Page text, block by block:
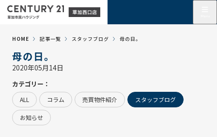
HOME 記事一覧 スタッフブログ 母の日。
母の日。
2020年05月14日
カテゴリー：
ALL コラム 売買物件紹介 スタッフブログ
お知らせ